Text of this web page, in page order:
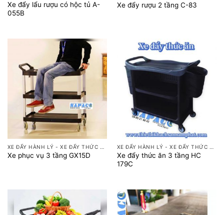
Xe đẩy lẩu rượu có hộc tủ A-
055B
Xe đẩy rượu 2 tầng C-83
XE ĐẨY HÀNH LÝ - XE ĐẨY THỨC ĂN
Xe phục vụ 3 tầng GX15D
XE ĐẨY HÀNH LÝ - XE ĐẨY THỨC ĂN
Xe đẩy thức ăn 3 tầng HC
179C